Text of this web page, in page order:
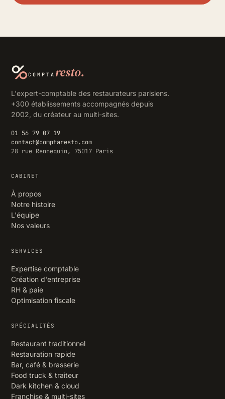
COMPTA resto.
L'expert-comptable des restaurateurs parisiens.
+300 établissements accompagnés depuis
2002, du créateur au multi-sites.
01 56 79 07 19
contact@comptaresto.com
28 rue Rennequin, 75017 Paris
CABINET
À propos
Notre histoire
L'équipe
Nos valeurs
SERVICES
Expertise comptable
Création d'entreprise
RH & paie
Optimisation fiscale
SPÉCIALITÉS
Restaurant traditionnel
Restauration rapide
Bar, café & brasserie
Food truck & traiteur
Dark kitchen & cloud
Franchise & multi-sites